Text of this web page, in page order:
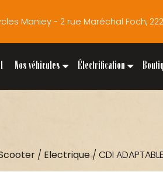
Maniey - 2 rue Maréchal Foch,
Nos véhicules Électrification
/ Electrique/ CDI